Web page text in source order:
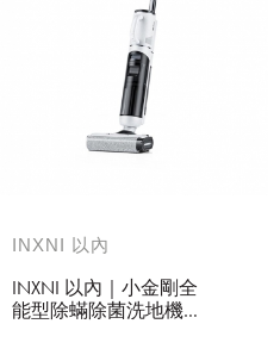
INXNI 以內
INXNI 以內｜小金剛全
能型除蟎除菌洗地機手